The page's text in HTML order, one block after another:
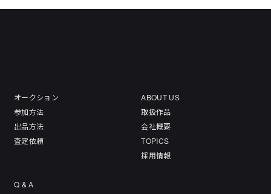
オークション
参加方法
出品方法
査定依頼
ABOUT US
取扱作品
会社概要
TOPICS
採用情報
Q & A